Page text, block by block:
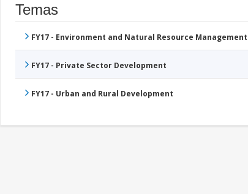
Temas
FY17 - Environment and Natural Resource Management
FY17 - Private Sector Development
FY17 - Urban and Rural Development